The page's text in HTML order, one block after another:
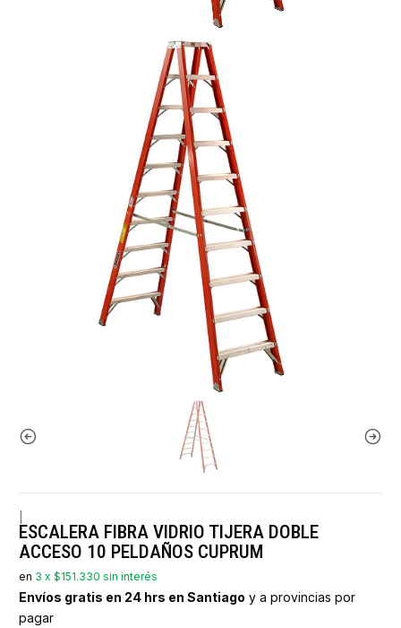
ESCALERA FIBRA VIDRIO TIJERA DOBLE
ACCESO 10 PELDAÑOS CUPRUM
en 3 x $151.330 sin interés
Envíos gratis en 24 hrs en Santiago y a provincias por
pagar